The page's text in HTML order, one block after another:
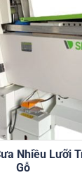
Nhiều Lưỡi
Gỗ